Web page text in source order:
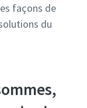
façons de
du